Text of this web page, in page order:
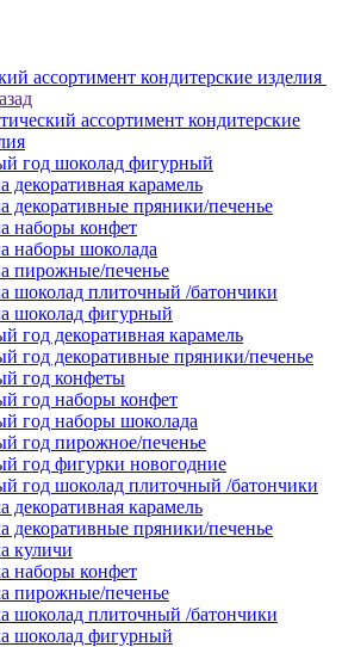
ассортимент кондитерские изделия
ассортимент кондитерские
год шоколад фигурный
декоративная карамель
декоративные пряники/печенье
наборы конфет
наборы шоколада
пирожные/печенье
шоколад плиточный /батончики
шоколад фигурный
год декоративная карамель
год декоративные пряники/печенье
год конфеты
год наборы конфет
год наборы шоколада
год пирожное/печенье
год фигурки новогодние
год шоколад плиточный /батончики
декоративная карамель
декоративные пряники/печенье
куличи
наборы конфет
пирожные/печенье
шоколад плиточный /батончики
шоколад фигурный